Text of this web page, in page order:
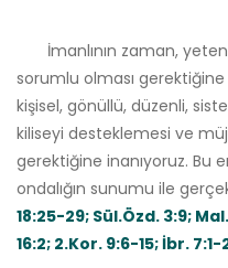
İmanlının zaman,
sorumlu olması gerektiğine
kişisel, gönüllü, düzenli,
kiliseyi desteklemesi ve
gerektiğine inanıyoruz. Bu
ondalığın sunumu ile
18:25-29; Sül.Özd. 3:9;
16:2; 2.Kor. 9:6-15; İbr. 7:1-